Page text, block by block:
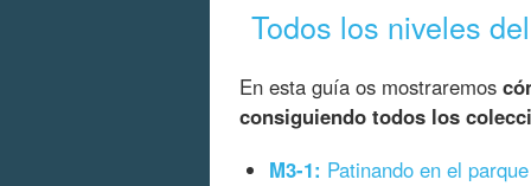
Todos los niveles
En esta guía os mostraremos
consiguiendo todos los
M3-1: Patinando en el